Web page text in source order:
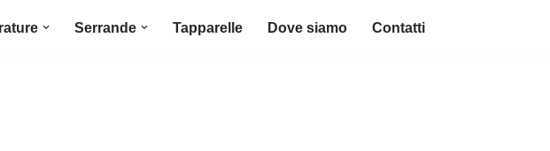
Serrande Tapparelle Dove siamo Contatti